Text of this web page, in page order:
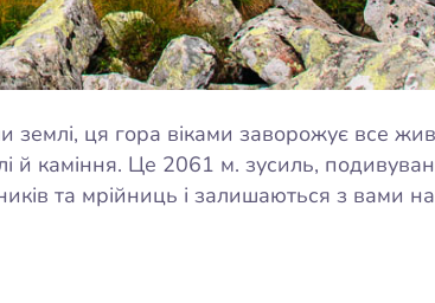
ця гора віками заворожує все
й каміння. Це 2061 м. зусиль,
та мрійниць і залишаються з вами